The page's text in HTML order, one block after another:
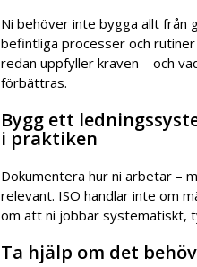
Ni behöver inte bygga allt från
befintliga processer och
redan uppfyller kraven – och
förbättras.
Bygg ett
i praktiken
Dokumentera hur ni arbetar –
relevant. ISO handlar inte om
om att ni jobbar systematiskt,
Ta hjälp om det